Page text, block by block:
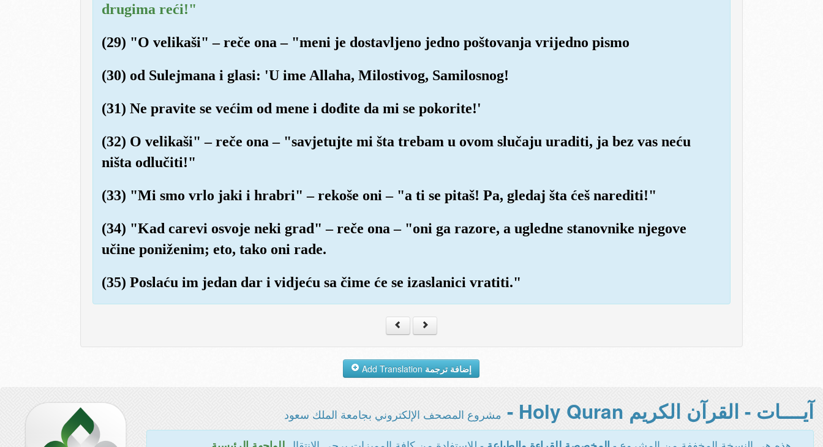
drugima reći!"
(29) "O velikaši" – reče ona – "meni je dostavljeno jedno poštovanja vrijedno pismo
(30) od Sulejmana i glasi: 'U ime Allaha, Milostivog, Samilosnog!
(31) Ne pravite se većim od mene i dođite da mi se pokorite!'
(32) O velikaši" – reče ona – "savjetujte mi šta trebam u ovom slučaju uraditi, ja bez vas neću
ništa odlučiti!"
(33) "Mi smo vrlo jaki i hrabri" – rekoše oni – "a ti se pitaš! Pa, gledaj šta ćeš narediti!"
(34) "Kad carevi osvoje neki grad" – reče ona – "oni ga razore, a ugledne stanovnike njegove
učine poniženim; eto, tako oni rade.
(35) Poslaću im jedan dar i vidjeću sa čime će se izaslanici vratiti."
إضافة ترجمة
آيــــات - القرآن الكريم Holy Quran - مشروع المصحف الإلكتروني بجامعة الملك سعود